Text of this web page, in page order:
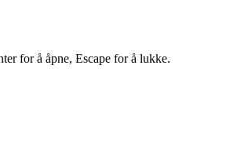
for å åpne, Escape for å lukke.